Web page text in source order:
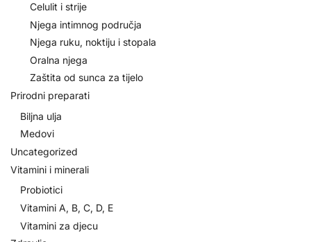
Celulit i strije
Njega intimnog područja
Njega ruku, noktiju i stopala
Oralna njega
Zaštita od sunca za tijelo
Prirodni preparati
Biljna ulja
Medovi
Uncategorized
Vitamini i minerali
Probiotici
Vitamini A, B, C, D, E
Vitamini za djecu